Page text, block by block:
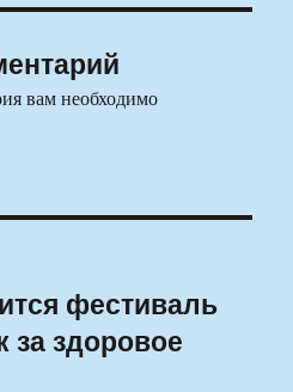
вам необходимо
фестиваль
за здоровое